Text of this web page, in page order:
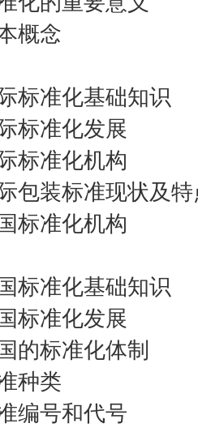
概念
标准化基础知识
标准化发展
标准化机构
包装标准现状及特
标准化机构
标准化基础知识
标准化发展
的标准化体制
种类
编号和代号